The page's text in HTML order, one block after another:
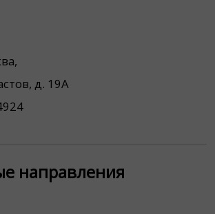
д. 19А
направления